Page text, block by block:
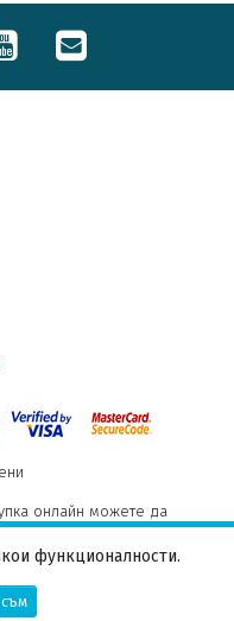
онлайн можете да
функционалности.
съм